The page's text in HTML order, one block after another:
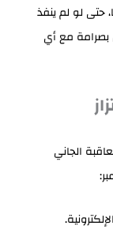
حتى لو لم ينفذ
بصرامة مع أي
الجاني